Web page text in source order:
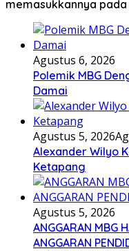
memasukkannya
Agustus 6, 2026
Polemik MBG
Damai
Agustus 5, 2026
Alexander Wilyo
Ketapang
Agustus 5, 2026
ANGGARAN MBG
ANGGARAN